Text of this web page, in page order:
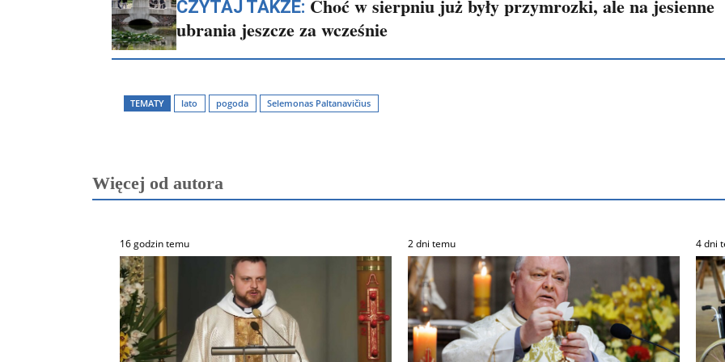
CZYTAJ TAKŻE: Choć w sierpniu już były przymrozki, ale na jesienne
ubrania jeszcze za wcześnie
TEMATY lato pogoda Selemonas Paltanavičius
Więcej od autora
16 godzin temu 2 dni temu 4 dni